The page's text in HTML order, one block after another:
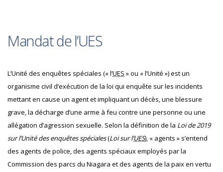
Mandat de l’UES
L’Unité des enquêtes spéciales (« l’UES » ou « l’Unité ») est un
organisme civil d’exécution de la loi qui enquête sur les incidents
mettant en cause un agent et impliquant un décès, une blessure
grave, la décharge d’une arme à feu contre une personne ou une
allégation d’agression sexuelle. Selon la définition de la Loi de 2019
sur l’Unité des enquêtes spéciales(Loi sur l’UES), « agents » s’entend
des agents de police, des agents spéciaux employés par la
Commission des parcs du Niagara et des agents de la paix en vertu